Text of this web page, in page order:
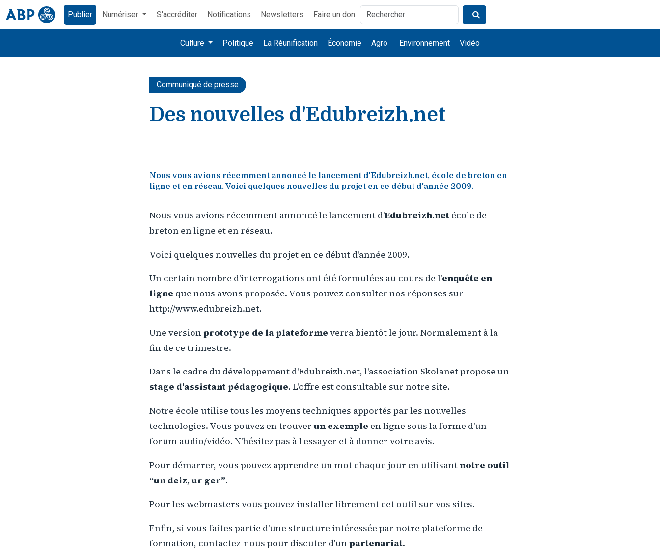
Publier Numériser S'accréditer Notifications Newsletters Faire un don
Culture Politique La Réunification Économie Agro Environnement Vidéo
Communiqué de presse
Des nouvelles d'Edubreizh.net
Nous vous avions récemment annoncé le lancement d'Edubreizh.net, école de breton en
ligne et en réseau. Voici quelques nouvelles du projet en ce début d'année 2009.
Nous vous avions récemment annoncé le lancement d'Edubreizh.net école de
breton en ligne et en réseau.
Voici quelques nouvelles du projet en ce début d'année 2009.
Un certain nombre d'interrogations ont été formulées au cours de l'enquête en
ligne que nous avons proposée. Vous pouvez consulter nos réponses sur
http://www.edubreizh.net.
Une versionprototype de la plateforme verra bientôt le jour. Normalement à la
fin de ce trimestre.
Dans le cadre du développement d'Edubreizh.net, l'association Skolanet propose un
stage d'assistant pédagogique. L'offre est consultable sur notre site.
Notre école utilise tous les moyens techniques apportés par les nouvelles
technologies. Vous pouvez en trouver un exemple en ligne sous la forme d'un
forum audio/vidéo. N'hésitez pas à l'essayer et à donner votre avis.
Pour démarrer, vous pouvez apprendre un mot chaque jour en utilisantnotre outil
“un deiz, ur ger”.
Pour les webmasters vous pouvez installer librement cet outil sur vos sites.
Enfin, si vous faites partie d'une structure intéressée par notre plateforme de
formation, contactez-nous pour discuter d'unpartenariat.